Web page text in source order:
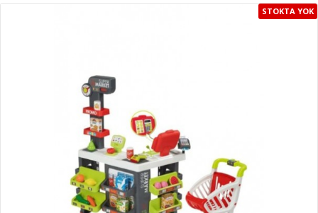
STOKTA YOK